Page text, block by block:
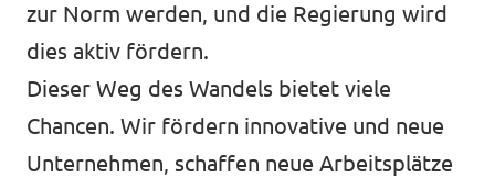
zur Norm werden, und die Regierung wird
dies aktiv fördern.
Dieser Weg des Wandels bietet viele
Chancen. Wir fördern innovative und neue
Unternehmen, schaffen neue Arbeitsplätze